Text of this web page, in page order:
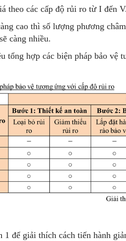
theo các cấp độ rủi ro từ I đến
cao thì số lượng phương
càng nhiều.
tổng hợp các biện pháp bảo
1 để giải thích cách tiến hành